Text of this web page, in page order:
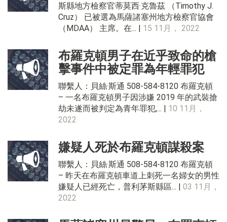
斯縣地方檢察官蒂莫西·克魯茲 （Timothy J.
Cruz） 已被選為馬薩諸塞州地方檢察官協會
（MDAA） 主席。在... | 15 11月， 2022
布羅克頓男子在近乎致命的槍
擊事件中被定罪為年輕罪犯
聯繫人：貝絲·斯通 508-584-8120 布羅克頓
– 一名布羅克頓男子因涉嫌 2019 年的武裝搶
劫未遂而被判定為青年罪犯,... | 10 11月，
2022
嫌疑人死於布羅克頓謀殺案
聯繫人：貝絲·斯通 508-584-8120 布羅克頓
– 昨天在布羅克頓車道上刺死一名婦女的男性
嫌疑人已經死亡，普利茅斯縣區... | 03 11月，
2022